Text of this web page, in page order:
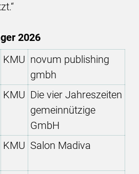
2026
KMU novum publishing
gmbh
KMU Die vier Jahreszeiten
gemeinnützige
GmbH
KMU Salon Madiva